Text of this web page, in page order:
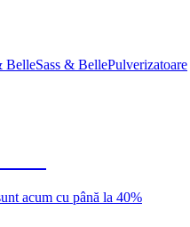
BelleSass & BellePulverizatoare
acum cu până la 40%